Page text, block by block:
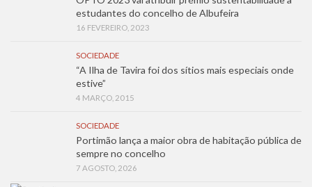
estudantes do concelho de Albufeira
16 FEVEREIRO, 2023
SOCIEDADE
“A Ilha de Tavira foi dos sítios mais especiais onde
estive”
4 MARÇO, 2015
SOCIEDADE
Portimão lança a maior obra de habitação pública de
sempre no concelho
7 AGOSTO, 2026